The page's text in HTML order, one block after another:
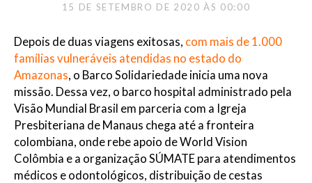
15 DE SETEMBRO DE 2020 ÀS 00:00
Depois de duas viagens exitosas, com mais de 1.000
famílias vulneráveis atendidas no estado do
Amazonas, o Barco Solidariedade inicia uma nova
missão. Dessa vez, o barco hospital administrado pela
Visão Mundial Brasil em parceria com a Igreja
Presbiteriana de Manaus chega até a fronteira
colombiana, onde rebe apoio de World Vision
Colômbia e a organização SÚMATE para atendimentos
médicos e odontológicos, distribuição de cestas